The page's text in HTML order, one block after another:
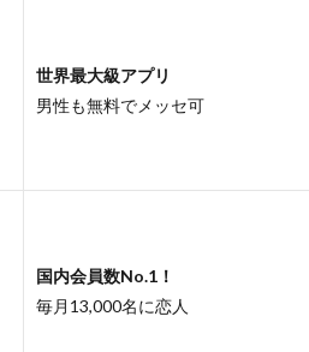
世界最大級アプリ
男性も無料でメッセ可
国内会員数No.1！
毎月13,000名に恋人